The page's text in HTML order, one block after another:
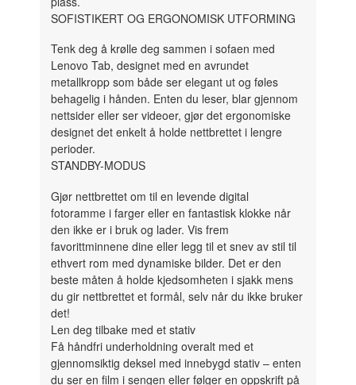
SOFISTIKERT OG ERGONOMISK UTFORMING
Tenk deg å krølle deg sammen i sofaen med
Lenovo Tab, designet med en avrundet
metallkropp som både ser elegant ut og føles
behagelig i hånden. Enten du leser, blar gjennom
nettsider eller ser videoer, gjør det ergonomiske
designet det enkelt å holde nettbrettet i lengre
perioder.
STANDBY-MODUS
Gjør nettbrettet om til en levende digital
fotoramme i farger eller en fantastisk klokke når
den ikke er i bruk og lader. Vis frem
favorittminnene dine eller legg til et snev av stil til
ethvert rom med dynamiske bilder. Det er den
beste måten å holde kjedsomheten i sjakk mens
du gir nettbrettet et formål, selv når du ikke bruker
det!
Len deg tilbake med et stativ
Få håndfri underholdning overalt med et
gjennomsiktig deksel med innebygd stativ – enten
du ser en film i sengen eller følger en oppskrift på